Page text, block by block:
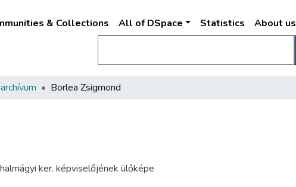
& Collections All of DSpace Statistics About us
Borlea Zsigmond
ker. képviselőjének ülőképe